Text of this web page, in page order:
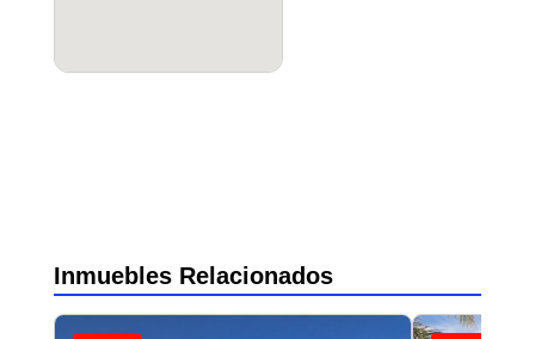
Inmuebles Relacionados